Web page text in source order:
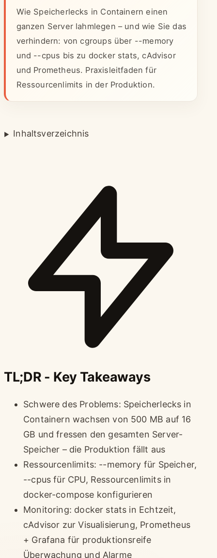
Wie Speicherlecks in Containern einen
ganzen Server lahmlegen – und wie Sie das
verhindern: von cgroups über --memory
und --cpus bis zu docker stats, cAdvisor
und Prometheus. Praxisleitfaden für
Ressourcenlimits in der Produktion.
Inhaltsverzeichnis
TL;DR - Key Takeaways
Schwere des Problems: Speicherlecks in
Containern wachsen von 500 MB auf 16
GB und fressen den gesamten Server-
Speicher – die Produktion fällt aus
Ressourcenlimits: --memory für Speicher,
--cpus für CPU, Ressourcenlimits in
docker-compose konfigurieren
Monitoring: docker stats in Echtzeit,
cAdvisor zur Visualisierung, Prometheus
+ Grafana für produktionsreife
Überwachung und Alarme